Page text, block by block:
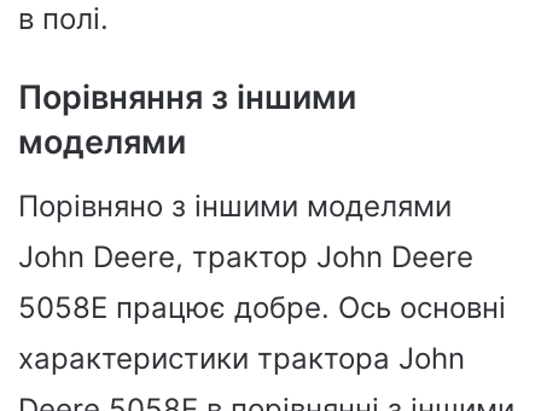
в полі.
Порівняння з іншими
моделями
Порівняно з іншими моделями
John Deere, трактор John Deere
5058E працює добре. Ось основні
характеристики трактора John